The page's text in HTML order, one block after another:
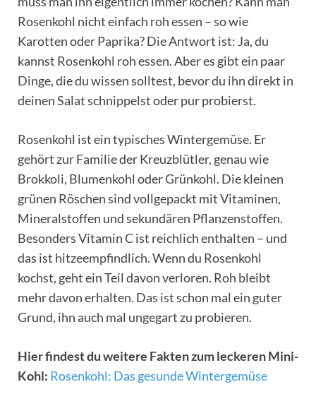
Rosenkohl nicht einfach roh essen – so wie
Karotten oder Paprika? Die Antwort ist: Ja, du
kannst Rosenkohl roh essen. Aber es gibt ein paar
Dinge, die du wissen solltest, bevor du ihn direkt in
deinen Salat schnippelst oder pur probierst.
Rosenkohl ist ein typisches Wintergemüse. Er
gehört zur Familie der Kreuzblütler, genau wie
Brokkoli, Blumenkohl oder Grünkohl. Die kleinen
grünen Röschen sind vollgepackt mit Vitaminen,
Mineralstoffen und sekundären Pflanzenstoffen.
Besonders Vitamin C ist reichlich enthalten – und
das ist hitzeempfindlich. Wenn du Rosenkohl
kochst, geht ein Teil davon verloren. Roh bleibt
mehr davon erhalten. Das ist schon mal ein guter
Grund, ihn auch mal ungegart zu probieren.
Hier findest du weitere Fakten zum leckeren Mini-
Kohl: Rosenkohl: Das gesunde Wintergemüse